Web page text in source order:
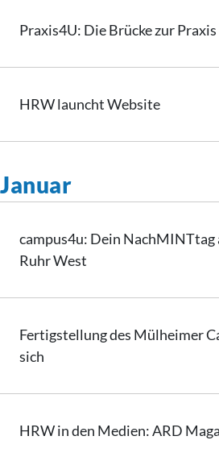
Praxis4U: Die Brücke zur Praxis
HRW launcht Website
Januar
campus4u: Dein NachMINTtag
Ruhr West
Fertigstellung des Mülheimer
sich
HRW in den Medien: ARD